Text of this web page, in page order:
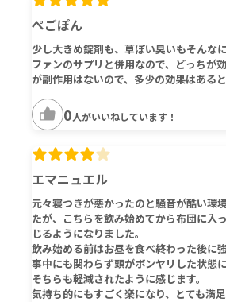
ぺごぽん
少し大きめ錠剤も、草ぽい臭いもそんな
ファンのサプリと併用なので、どっちが
が副作用はないので、多少の効果はある
0人がいいねしています！
エマニュエル
元々寝つきが悪かったのと騒音が酷い環
たが、こちらを飲み始めてから布団に入
じるようになりました。
飲み始める前はお昼を食べ終わった後に
事中にも関わらず頭がボンヤリした状態
そちらも軽減されたように感じます。
気持ち的にもすごく楽になり、とても満足